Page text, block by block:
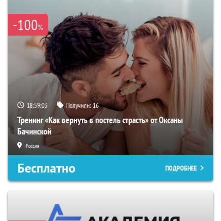
-100%
18:59:02 Получили:16
Тренинг «Как вернуть в постель страсть» от Оксаны
Бачинской
Россия
Бесплатно ПОДРОБНЕЕ